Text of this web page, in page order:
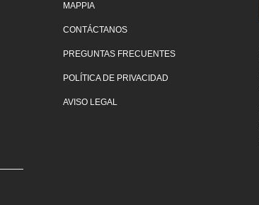
MAPPIA
CONTÁCTANOS
PREGUNTAS FRECUENTES
POLÍTICA DE PRIVACIDAD
AVISO LEGAL